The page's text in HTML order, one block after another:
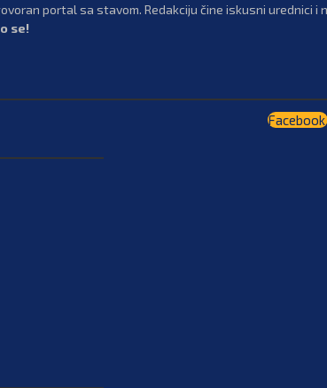
portal sa stavom. Redakciju čine iskusni
se!
Facebook